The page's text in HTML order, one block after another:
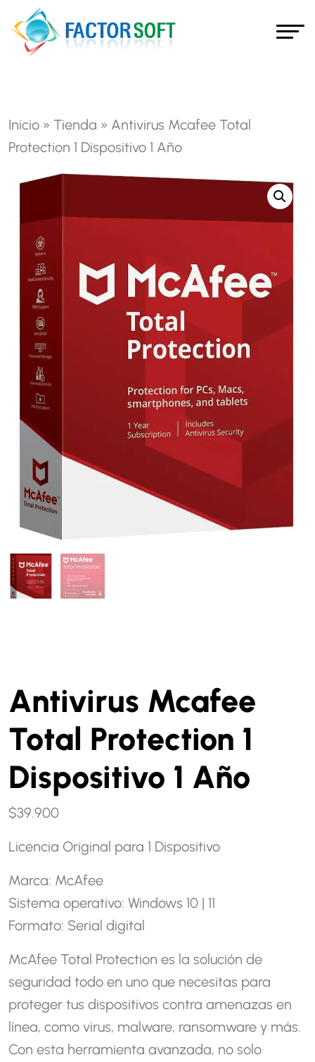
Inicio » Tienda » Antivirus Mcafee Total
Protection 1 Dispositivo 1 Año
Antivirus Mcafee
Total Protection 1
Dispositivo 1 Año
$39.900
Licencia Original para 1 Dispositivo
Marca: McAfee
Sistema operativo: Windows 10 | 11
Formato: Serial digital
McAfee Total Protection es la solución de
seguridad todo en uno que necesitas para
proteger tus dispositivos contra amenazas en
línea, como virus, malware, ransomware y más.
Con esta herramienta avanzada, no solo